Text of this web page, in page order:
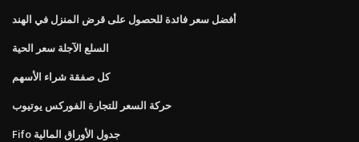
أفضل سعر فائدة للحصول على قرض المنزل في الهند
السلع الآجلة سعر الحية
كل صفقة شراء الأسهم
حركة السعر للتجارة الفوركس يوتيوب
Fifo جدول الأوراق المالية